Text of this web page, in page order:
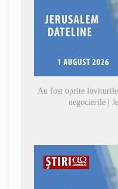
Au fost oprite
negocierile |